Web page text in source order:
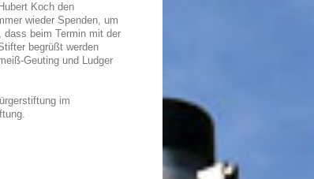
Koch den
wieder Spenden, um
dass beim Termin mit der
begrüßt werden
Geuting und Ludger
im